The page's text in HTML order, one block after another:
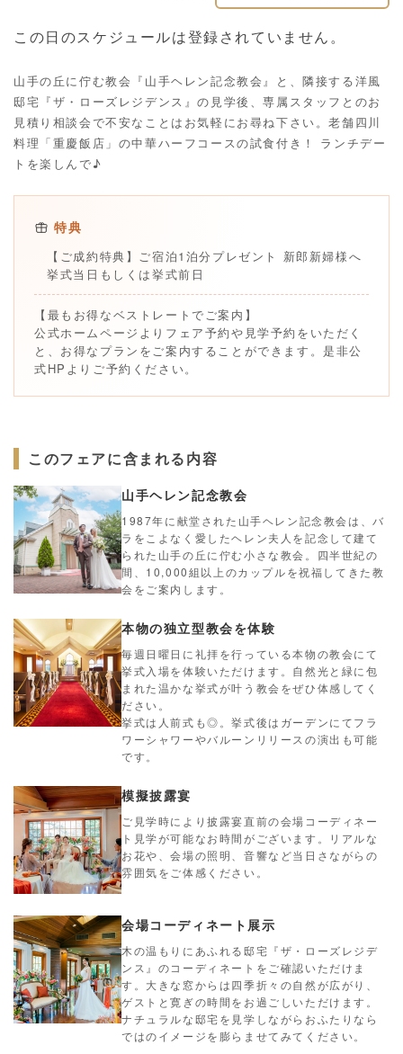
この日のスケジュールは登録されていません。
山手の丘に佇む教会『山手ヘレン記念教会』と、隣接する洋風
邸宅『ザ・ローズレジデンス』の見学後、専属スタッフとのお
見積り相談会で不安なことはお気軽にお尋ね下さい。老舗四川
料理「重慶飯店」の中華ハーフコースの試食付き！ ランチデー
トを楽しんで♪
特典
【ご成約特典】ご宿泊1泊分プレゼント 新郎新婦様へ
挙式当日もしくは挙式前日
【最もお得なベストレートでご案内】
公式ホームページよりフェア予約や見学予約をいただく
と、お得なプランをご案内することができます。是非公
式HPよりご予約ください。
このフェアに含まれる内容
山手ヘレン記念教会
1987年に献堂された山手ヘレン記念教会は、バ
ラをこよなく愛したヘレン夫人を記念して建て
られた山手の丘に佇む小さな教会。四半世紀の
間、10,000組以上のカップルを祝福してきた教
会をご案内します。
本物の独立型教会を体験
毎週日曜日に礼拝を行っている本物の教会にて
挙式入場を体験いただけます。自然光と緑に包
まれた温かな挙式が叶う教会をぜひ体感してく
ださい。
挙式は人前式も◎。挙式後はガーデンにてフラ
ワーシャワーやバルーンリリースの演出も可能
です。
模擬披露宴
ご見学時により披露宴直前の会場コーディネー
ト見学が可能なお時間がございます。リアルな
お花や、会場の照明、音響など当日さながらの
雰囲気をご体感ください。
会場コーディネート展示
木の温もりにあふれる邸宅『ザ・ローズレジデ
ンス』のコーディネートをご確認いただけま
す。大きな窓からは四季折々の自然が広がり、
ゲストと寛ぎの時間をお過ごしいただけます。
ナチュラルな邸宅を見学しながらおふたりなら
ではのイメージを膨らませてみてください。